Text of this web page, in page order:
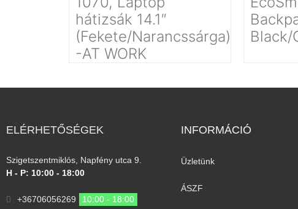
hátizsák 14.1″
(Fekete/Narancssárga)
-AT WORK
Black/
ELÉRHETŐSÉGEK
Szigetszentmiklós, Napfény utca 9.
H - P: 10:00 - 18:00
+36706056269 10:00 - 18:00
INFORMÁCIÓ​
Üzletünk
ÁSZF